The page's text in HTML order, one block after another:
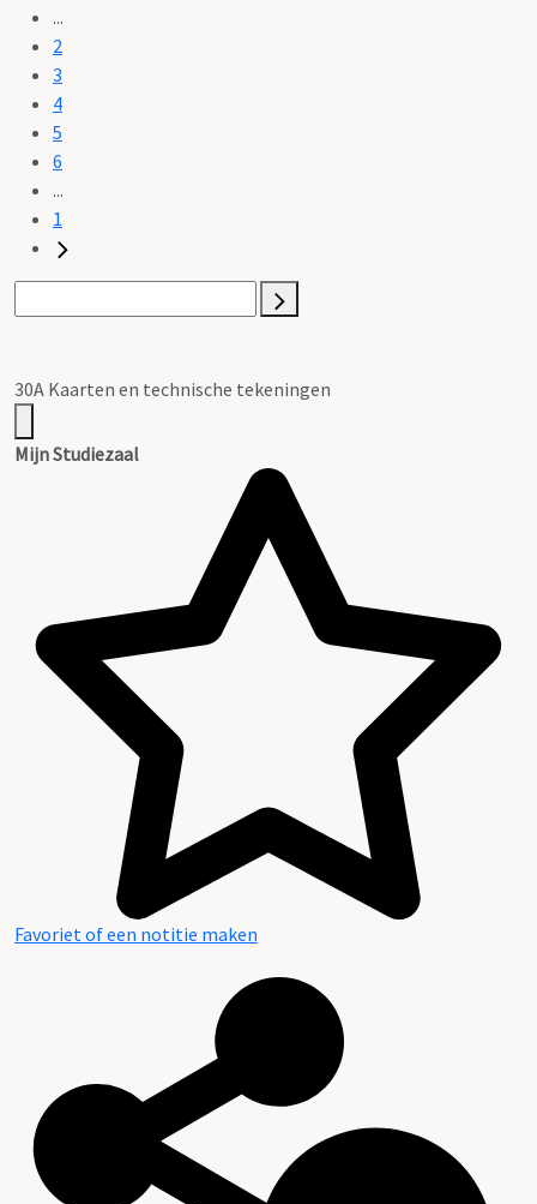
...
2
3
4
5
6
...
1
30A Kaarten en technische tekeningen
Mijn Studiezaal
Favoriet of een notitie maken